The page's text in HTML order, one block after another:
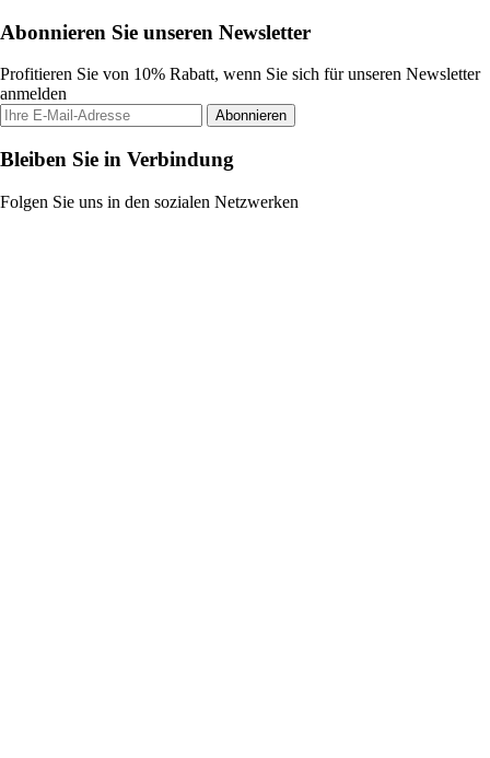
Abonnieren Sie unseren Newsletter
Profitieren Sie von 10% Rabatt, wenn Sie sich für unseren Newsletter
anmelden
Abonnieren
Bleiben Sie in Verbindung
Folgen Sie uns in den sozialen Netzwerken